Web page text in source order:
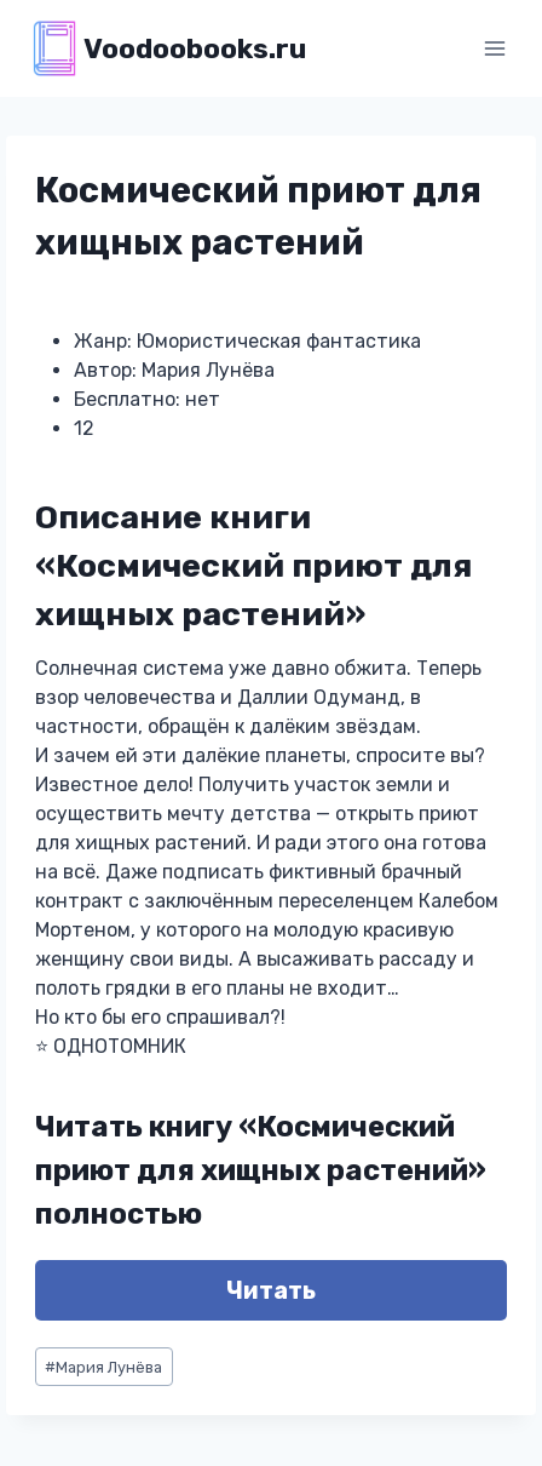
содержимому
Voodoobooks.ru
Космический приют для
хищных растений
Жанр: Юмористическая фантастика
Автор: Мария Лунёва
Бесплатно: нет
12
Описание книги
«Космический приют для
хищных растений»
Солнечная система уже давно обжита. Теперь
взор человечества и Даллии Одуманд, в
частности, обращён к далёким звёздам.
И зачем ей эти далёкие планеты, спросите вы?
Известное дело! Получить участок земли и
осуществить мечту детства — открыть приют
для хищных растений. И ради этого она готова
на всё. Даже подписать фиктивный брачный
контракт с заключённым переселенцем Калебом
Мортеном, у которого на молодую красивую
женщину свои виды. А высаживать рассаду и
полоть грядки в его планы не входит…
Но кто бы его спрашивал?!
⭐ ОДНОТОМНИК
Читать книгу «Космический
приют для хищных растений»
полностью
Читать
Метки
записи:
#Мария Лунёва